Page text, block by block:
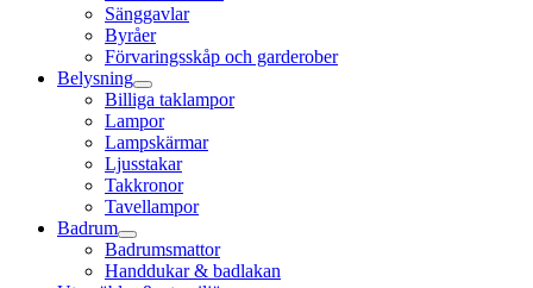
Sänggavlar
Byråer
Förvaringsskåp och garderober
Belysning
Billiga taklampor
Lampor
Lampskärmar
Ljusstakar
Takkronor
Tavellampor
Badrum
Badrumsmattor
Handdukar & badlakan